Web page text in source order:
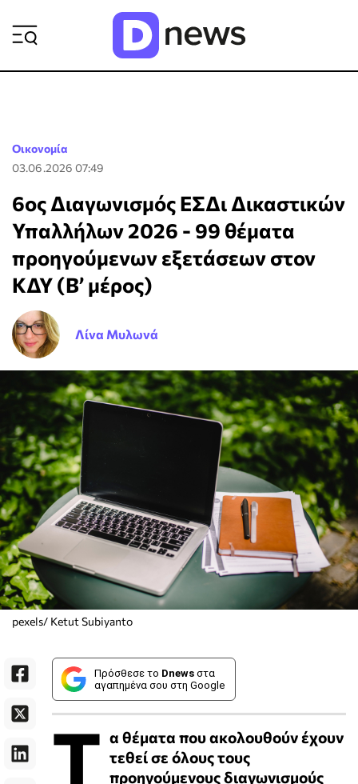
Οικονομία
03.06.2026 07:49
6ος Διαγωνισμός ΕΣΔι Δικαστικών
Υπαλλήλων 2026 - 99 θέματα
προηγούμενων εξετάσεων στον
ΚΔΥ (Β’ μέρος)
Λίνα Μυλωνά
pexels/ Ketut Subiyanto
Πρόσθεσε το Dnews στα
αγαπημένα σου στη Google
Τ α θέματα που ακολουθούν έχουν
τεθεί σε όλους τους
προηγούμενους διαγωνισμούς